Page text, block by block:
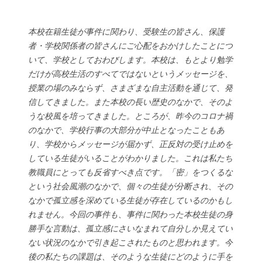
本校在籍生徒が事件に関わり、受験生の皆さん、保護
者・学校関係者の皆さんにご心配をおかけしたことにつ
いて、学校としておわびします。本校は、もとより勉学
だけが高校生活のすべてではないというメッセージを、
授業の場のみならず、さまざまな自主活動を通じて、発
信してきました。また本校の長い歴史のなかで、そのよ
うな校風を培ってきました。ところが、昨今のコロナ禍
のなかで、学校行事の大部分が中止となったこともあ
り、学校からメッセージが届かず、正反対の受け止めを
している生徒がいることがわかりました。これは私たち
教職員にとっても反省すべき点です。「密」をつくるな
という社会風潮のなかで、個々の生徒が分断され、その
なかで孤立感を深めている生徒が存在しているのかもし
れません。今回の事件も、事件に関わった本校生徒の身
勝手な言動は、孤立感にさいなまれて自分しか見えてい
ない状況のなかで引き起こされたものと思われます。今
後の私たちの課題は、そのような生徒にどのように手を